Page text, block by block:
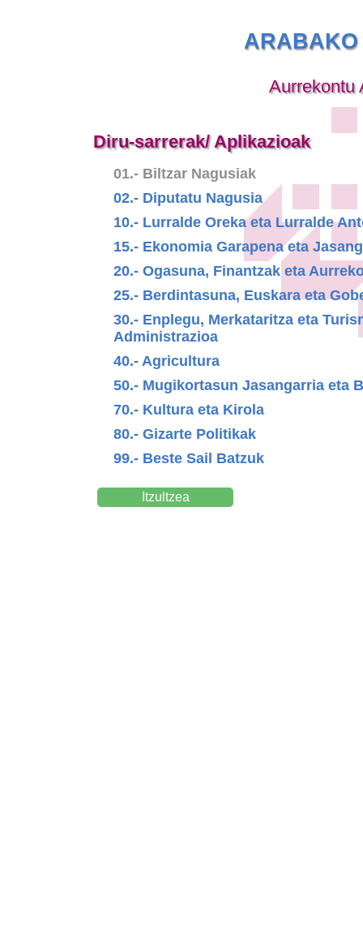
Aurrekontu
Diru-sarrerak/ Aplikazioak
01.- Biltzar Nagusiak
02.- Diputatu Nagusia
10.- Lurralde Oreka eta Lurralde
15.- Ekonomia Garapena eta
20.- Ogasuna, Finantzak eta
25.- Berdintasuna, Euskara eta
30.- Enplegu, Merkataritza eta
Administrazioa
40.- Agricultura
50.- Mugikortasun Jasangarria eta
70.- Kultura eta Kirola
80.- Gizarte Politikak
99.- Beste Sail Batzuk
Itzultzea